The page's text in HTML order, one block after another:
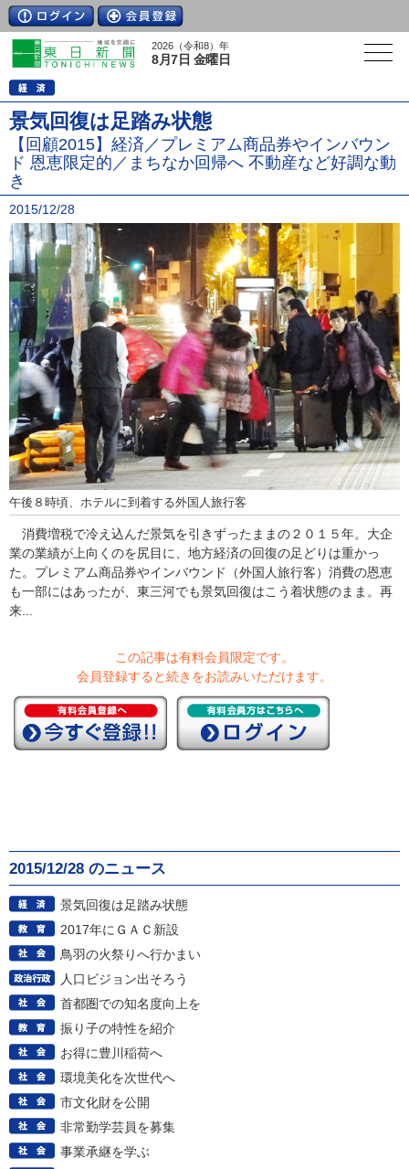
2026（令和8）年
8月7日 金曜日
景気回復は足踏み状態
【回顧2015】経済／プレミアム商品券やインバウン
ド 恩恵限定的／まちなか回帰へ 不動産など好調な動
き
2015/12/28
午後８時頃、ホテルに到着する外国人旅行客
消費増税で冷え込んだ景気を引きずったままの２０１５年。大企
業の業績が上向くのを尻目に、地方経済の回復の足どりは重かっ
た。プレミアム商品券やインバウンド（外国人旅行客）消費の恩恵
も一部にはあったが、東三河でも景気回復はこう着状態のまま。再
来...
この記事は有料会員限定です。
会員登録すると続きをお読みいただけます。
2015/12/28 のニュース
景気回復は足踏み状態
2017年にＧＡＣ新設
鳥羽の火祭りへ行かまい
人口ビジョン出そろう
首都圏での知名度向上を
振り子の特性を紹介
お得に豊川稲荷へ
環境美化を次世代へ
市文化財を公開
非常勤学芸員を募集
事業承継を学ぶ